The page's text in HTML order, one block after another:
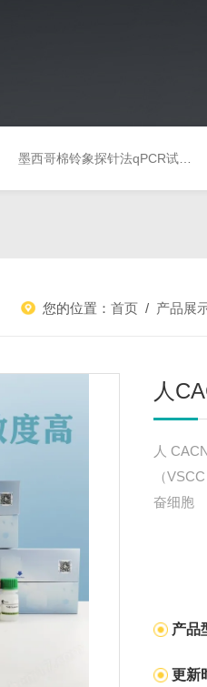
墨西哥棉铃象探针法qPCR试剂盒（不含内参）
您的位置：首页 / 产品展
人
人
（
奋细胞
产品
更新